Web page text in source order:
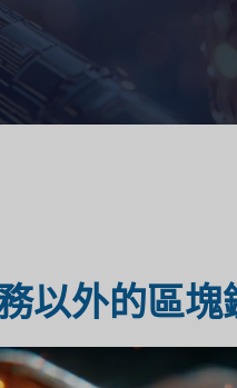
金融科技研究與戰略
工業市場研究
以外的區塊